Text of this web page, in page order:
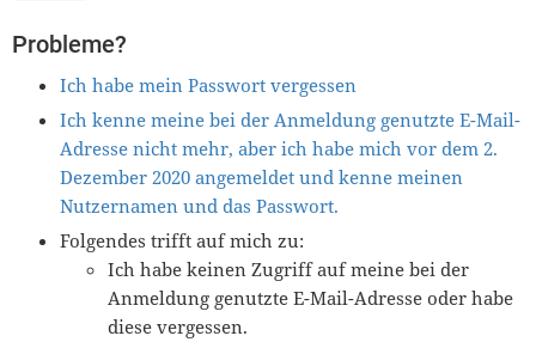
Probleme?
Ich habe mein Passwort vergessen
Ich kenne meine bei der Anmeldung genutzte E-Mail-
Adresse nicht mehr, aber ich habe mich vor dem 2.
Dezember 2020 angemeldet und kenne meinen
Nutzernamen und das Passwort.
Folgendes trifft auf mich zu:
Ich habe keinen Zugriff auf meine bei der
Anmeldung genutzte E-Mail-Adresse oder habe
diese vergessen.